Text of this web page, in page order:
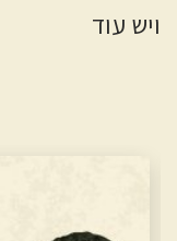
ויש עוד